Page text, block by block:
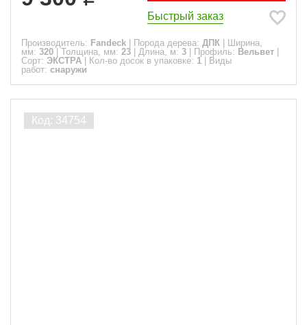
Быстрый заказ
Производитель: Fandeck Порода дерева: ДПК
Ширина,
мм: 320 Толщина, мм: 23 Длина, м: 3 Профиль: Вельвет
Сорт: ЭКСТРА Кол-во досок в упаковке: 1
Виды
работ: снаружи